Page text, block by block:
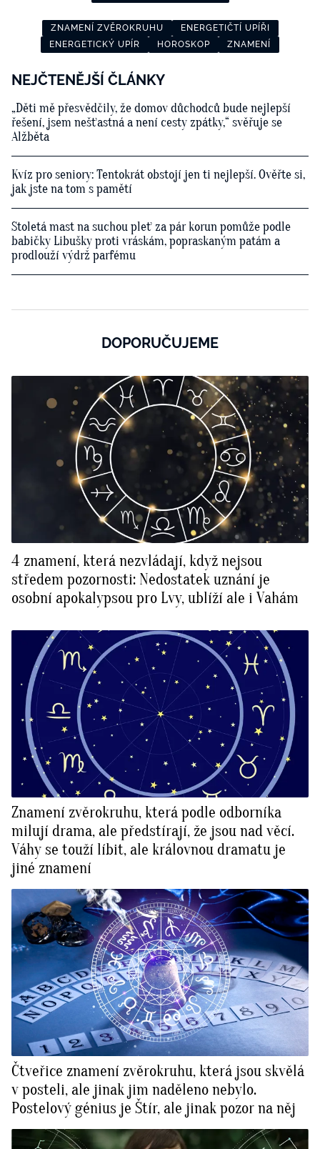
ZNAMENÍ ZVĚROKRUHU
ENERGETIČTÍ UPÍŘI
ENERGETICKÝ UPÍR
HOROSKOP ZNAMENÍ
NEJČTENĚJŠÍ ČLÁNKY
„Děti mě přesvědčily, že domov důchodců bude nejlepší
řešení, jsem nešťastná a není cesty zpátky,“ svěřuje se
Alžběta
Kvíz pro seniory: Tentokrát obstojí jen ti nejlepší. Ověřte si,
jak jste na tom s pamětí
Stoletá mast na suchou pleť za pár korun pomůže podle
babičky Libušky proti vráskám, popraskaným patám a
prodlouží výdrž parfému
DOPORUČUJEME
4 znamení, která nezvládají, když nejsou
středem pozornosti: Nedostatek uznání je
osobní apokalypsou pro Lvy, ublíží ale i Vahám
Znamení zvěrokruhu, která podle odborníka
milují drama, ale předstírají, že jsou nad věcí.
Váhy se touží líbit, ale královnou dramatu je
jiné znamení
Čtveřice znamení zvěrokruhu, která jsou skvělá
v posteli, ale jinak jim naděleno nebylo.
Postelový génius je Štír, ale jinak pozor na něj